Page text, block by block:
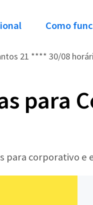
Como
21 **** 30/08
para
para corporativo